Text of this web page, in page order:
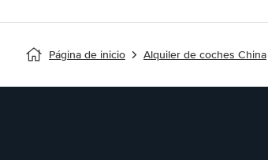
Página de inicio Alquiler de coches China